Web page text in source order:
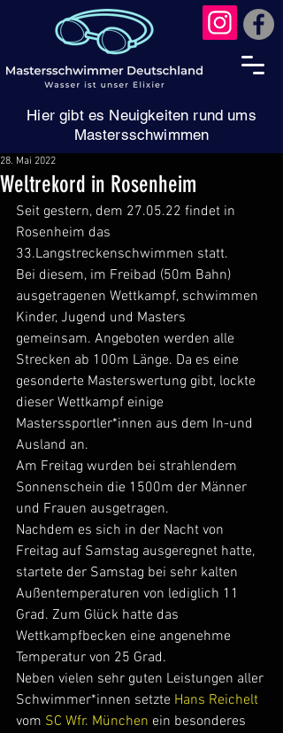
Hier gibt es Neuigkeiten rund ums
Mastersschwimmen
Weltrekord in Rosenheim
28. Mai 2022
Seit gestern, dem 27.05.22 findet in
Rosenheim das
33.Langstreckenschwimmen statt.
Bei diesem, im Freibad (50m Bahn)
ausgetragenen Wettkampf, schwimmen
Kinder, Jugend und Masters
gemeinsam. Angeboten werden alle
Strecken ab 100m Länge. Da es eine
gesonderte Masterswertung gibt, lockte
dieser Wettkampf einige
Masterssportler*innen aus dem In-und
Ausland an.
Am Freitag wurden bei strahlendem
Sonnenschein die 1500m der Männer
und Frauen ausgetragen.
Nachdem es sich in der Nacht von
Freitag auf Samstag ausgeregnet hatte,
startete der Samstag bei sehr kalten
Außentemperaturen von lediglich 11
Grad. Zum Glück hatte das
Wettkampfbecken eine angenehme
Temperatur von 25 Grad.
Neben vielen sehr guten Leistungen aller
Schwimmer*innen setzte Hans Reichelt
vom SC Wfr. München ein besonderes